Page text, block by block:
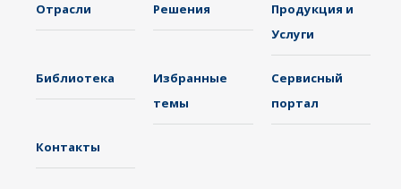
Отрасли Решения
Продукция и
Услуги
Библиотека
Избранные
темы
Сервисный
портал
Контакты